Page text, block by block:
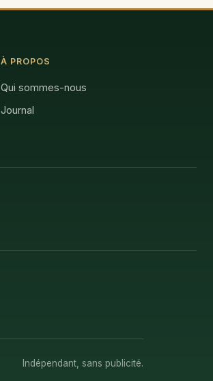
À PROPOS
Qui sommes-nous
Journal
Indépendant, sans publicité.